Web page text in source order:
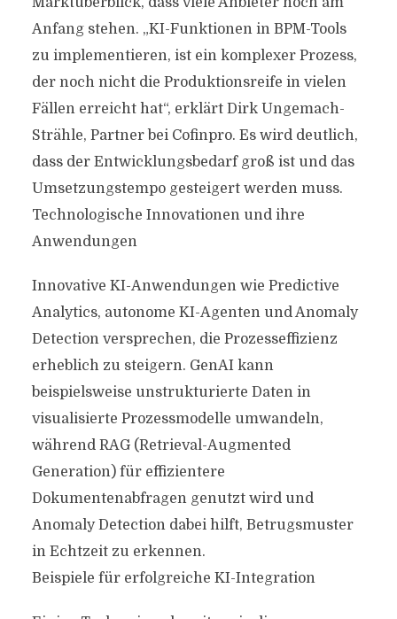
Anfang stehen. „KI-Funktionen in BPM-Tools
zu implementieren, ist ein komplexer Prozess,
der noch nicht die Produktionsreife in vielen
Fällen erreicht hat“, erklärt Dirk Ungemach-
Strähle, Partner bei Cofinpro. Es wird deutlich,
dass der Entwicklungsbedarf groß ist und das
Umsetzungstempo gesteigert werden muss.
Technologische Innovationen und ihre
Anwendungen
Innovative KI-Anwendungen wie Predictive
Analytics, autonome KI-Agenten und Anomaly
Detection versprechen, die Prozesseffizienz
erheblich zu steigern. GenAI kann
beispielsweise unstrukturierte Daten in
visualisierte Prozessmodelle umwandeln,
während RAG (Retrieval-Augmented
Generation) für effizientere
Dokumentenabfragen genutzt wird und
Anomaly Detection dabei hilft, Betrugsmuster
in Echtzeit zu erkennen.
Beispiele für erfolgreiche KI-Integration